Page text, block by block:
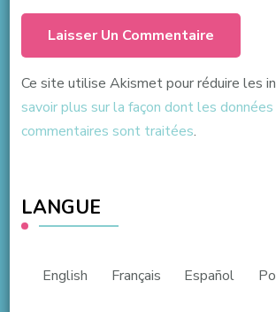
Ce site utilise Akismet pour réduire les
savoir plus sur la façon dont les
commentaires sont traitées.
LANGUE
English Français Español